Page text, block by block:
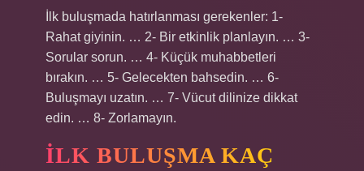
İlk buluşmada hatırlanması gerekenler: 1-
Rahat giyinin. … 2- Bir etkinlik planlayın. … 3-
Sorular sorun. … 4- Küçük muhabbetleri
bırakın. … 5- Gelecekten bahsedin. … 6-
Buluşmayı uzatın. … 7- Vücut dilinize dikkat
edin. … 8- Zorlamayın.
İLK BULUŞMA KAÇ